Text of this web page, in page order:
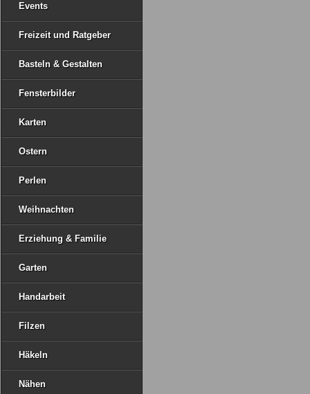
Events
Freizeit und Ratgeber
Basteln & Gestalten
Fensterbilder
Karten
Ostern
Perlen
Weihnachten
Erziehung & Familie
Garten
Handarbeit
Filzen
Häkeln
Nähen